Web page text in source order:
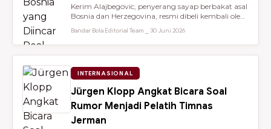
Kerim Alajbegovic, penyerang sayap berbakat asal
Bosnia dan Herzegovina, resmi dibeli kembali oleh
Bandar Bola Editorial Team ⎯ 30 Juni 2026
INTERNASIONAL
Jürgen Klopp Angkat Bicara Soal
Rumor Menjadi Pelatih Timnas
Jerman